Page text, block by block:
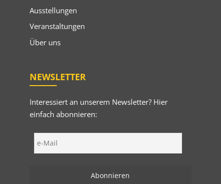
Ausstellungen
Veranstaltungen
Über uns
NEWSLETTER
Interessiert an unserem Newsletter? Hier
einfach abonnieren: